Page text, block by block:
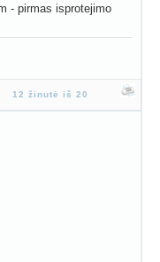
- pirmas isprotejimo
12 žinutė iš 20